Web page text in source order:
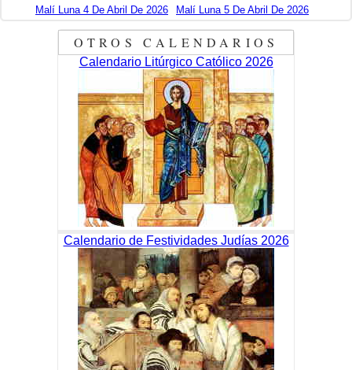
Malí Luna 4 De Abril De 2026
Malí Luna 5 De Abril De 2026
OTROS CALENDARIOS
Calendario Litúrgico Católico 2026
Calendario de Festividades Judías 2026